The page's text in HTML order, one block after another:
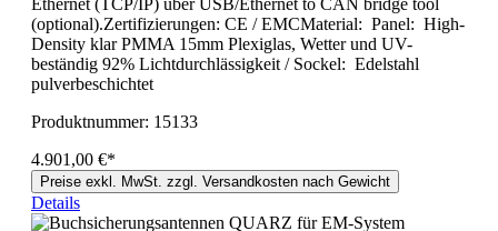
(optional).Zertifizierungen: CE / EMCMaterial: Panel: High-
Density klar PMMA 15mm Plexiglas, Wetter und UV-
beständig 92% Lichtdurchlässigkeit / Sockel: Edelstahl
pulverbeschichtet
Produktnummer: 15133
4.901,00 €*
Preise exkl. MwSt. zzgl. Versandkosten nach Gewicht
Details